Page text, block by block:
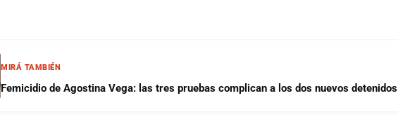
MIRÁ TAMBIÉN
Femicidio de Agostina Vega: las tres pruebas complican a los dos nuevos detenidos